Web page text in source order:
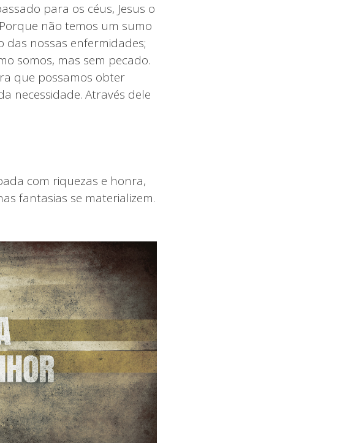
para os céus, Jesus o
não temos um sumo
nossas enfermidades;
somos, mas sem pecado.
que possamos obter
necessidade. Através dele
com riquezas e honra,
fantasias se materializem.